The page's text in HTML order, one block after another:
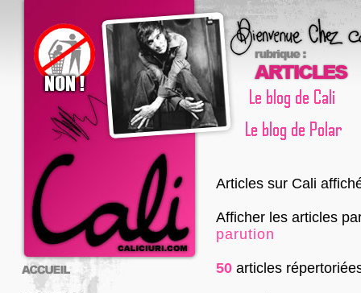
Articles sur Cali
Afficher les articles
parution
50 articles